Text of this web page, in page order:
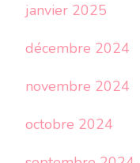
janvier 2025
décembre 2024
novembre 2024
octobre 2024